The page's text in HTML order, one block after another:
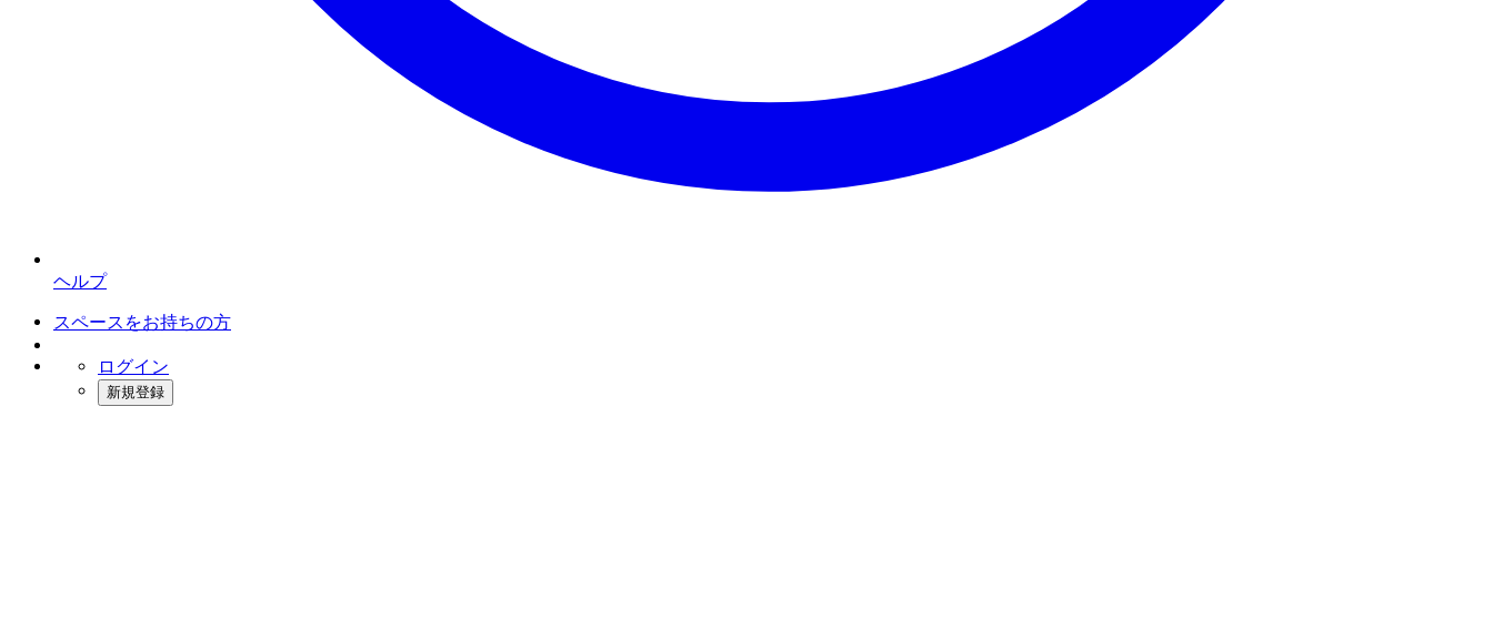
ヘルプ
スペースをお持ちの方
ログイン
新規登録